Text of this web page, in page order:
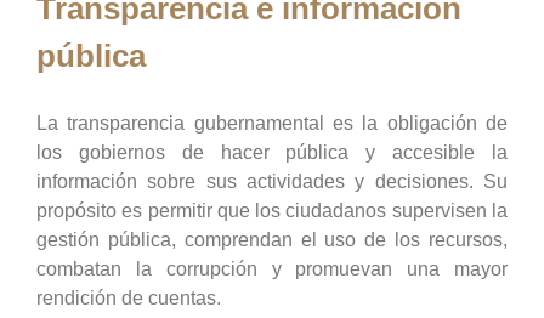
Transparencia e información
pública
La transparencia gubernamental es la obligación de
los gobiernos de hacer pública y accesible la
información sobre sus actividades y decisiones. Su
propósito es permitir que los ciudadanos supervisen la
gestión pública, comprendan el uso de los recursos,
combatan la corrupción y promuevan una mayor
rendición de cuentas.